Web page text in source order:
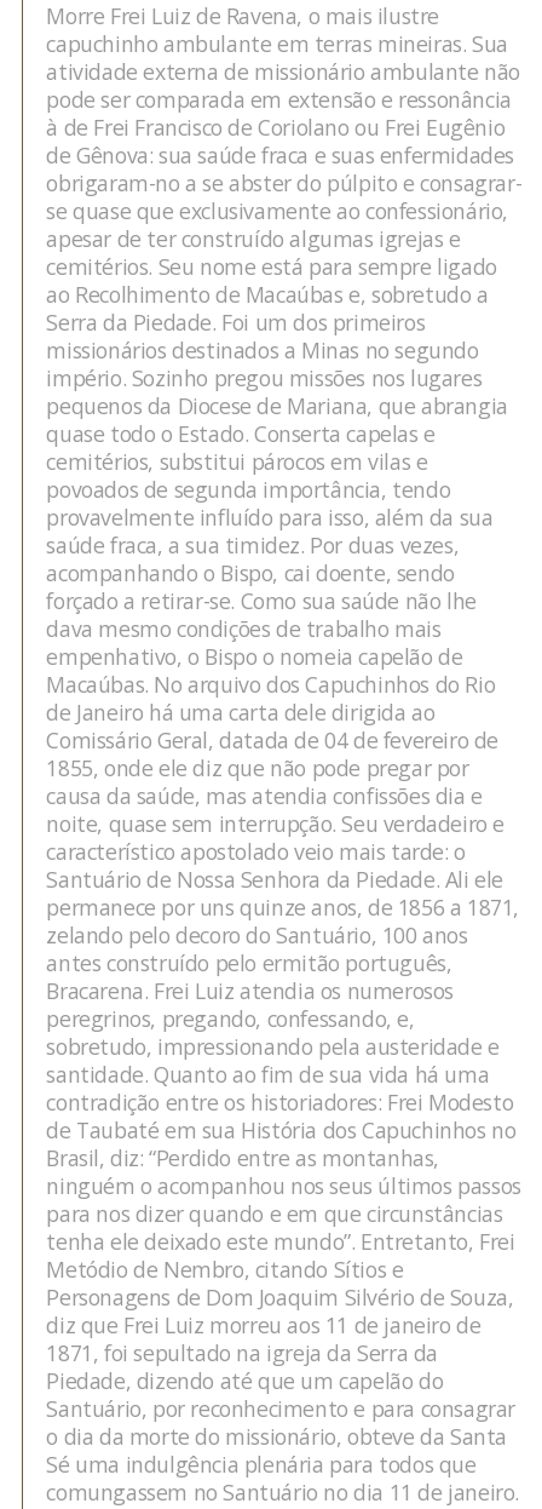
Morre Frei Luiz de Ravena, o mais ilustre
capuchinho ambulante em terras mineiras. Sua
atividade externa de missionário ambulante não
pode ser comparada em extensão e ressonância
à de Frei Francisco de Coriolano ou Frei Eugênio
de Gênova: sua saúde fraca e suas enfermidades
obrigaram-no a se abster do púlpito e consagrar-
se quase que exclusivamente ao confessionário,
apesar de ter construído algumas igrejas e
cemitérios. Seu nome está para sempre ligado
ao Recolhimento de Macaúbas e, sobretudo a
Serra da Piedade. Foi um dos primeiros
missionários destinados a Minas no segundo
império. Sozinho pregou missões nos lugares
pequenos da Diocese de Mariana, que abrangia
quase todo o Estado. Conserta capelas e
cemitérios, substitui párocos em vilas e
povoados de segunda importância, tendo
provavelmente influído para isso, além da sua
saúde fraca, a sua timidez. Por duas vezes,
acompanhando o Bispo, cai doente, sendo
forçado a retirar-se. Como sua saúde não lhe
dava mesmo condições de trabalho mais
empenhativo, o Bispo o nomeia capelão de
Macaúbas. No arquivo dos Capuchinhos do Rio
de Janeiro há uma carta dele dirigida ao
Comissário Geral, datada de 04 de fevereiro de
1855, onde ele diz que não pode pregar por
causa da saúde, mas atendia confissões dia e
noite, quase sem interrupção. Seu verdadeiro e
característico apostolado veio mais tarde: o
Santuário de Nossa Senhora da Piedade. Ali ele
permanece por uns quinze anos, de 1856 a 1871,
zelando pelo decoro do Santuário, 100 anos
antes construído pelo ermitão português,
Bracarena. Frei Luiz atendia os numerosos
peregrinos, pregando, confessando, e,
sobretudo, impressionando pela austeridade e
santidade. Quanto ao fim de sua vida há uma
contradição entre os historiadores: Frei Modesto
de Taubaté em sua História dos Capuchinhos no
Brasil, diz: “Perdido entre as montanhas,
ninguém o acompanhou nos seus últimos passos
para nos dizer quando e em que circunstâncias
tenha ele deixado este mundo”. Entretanto, Frei
Metódio de Nembro, citando Sítios e
Personagens de Dom Joaquim Silvério de Souza,
diz que Frei Luiz morreu aos 11 de janeiro de
1871, foi sepultado na igreja da Serra da
Piedade, dizendo até que um capelão do
Santuário, por reconhecimento e para consagrar
o dia da morte do missionário, obteve da Santa
Sé uma indulgência plenária para todos que
comungassem no Santuário no dia 11 de janeiro.